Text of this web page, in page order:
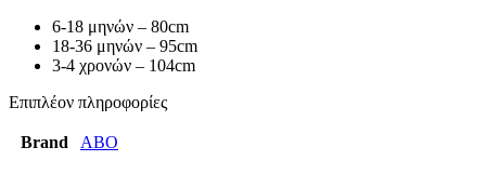
6-18 μηνών – 80cm
18-36 μηνών – 95cm
3-4 χρονών – 104cm
Επιπλέον πληροφορίες
Brand ABO